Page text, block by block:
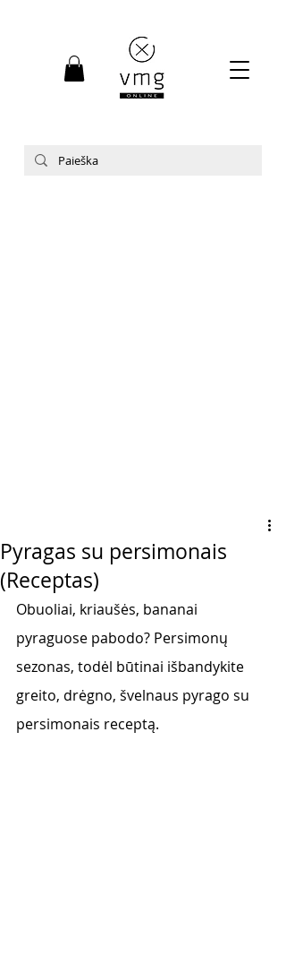
Pyragas su persimonais
(Receptas)
Obuoliai, kriaušės, bananai
pyraguose pabodo? Persimonų
sezonas, todėl būtinai išbandykite
greito, drėgno, švelnaus pyrago su
persimonais receptą.